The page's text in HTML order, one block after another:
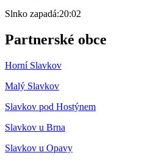
Slnko zapadá:20:02
Partnerské obce
Horní Slavkov
Malý Slavkov
Slavkov pod Hostýnem
Slavkov u Brna
Slavkov u Opavy